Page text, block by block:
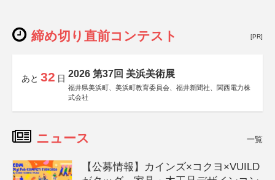
締め切り直前コンテスト [PR]
あと 32 日 2026 第37回 美浜美術展
福井県美浜町、美浜町教育委員会、福井新聞社、関西電力株
式会社
ニュース 一覧
【公募情報】カインズ×コクヨ×VUILD